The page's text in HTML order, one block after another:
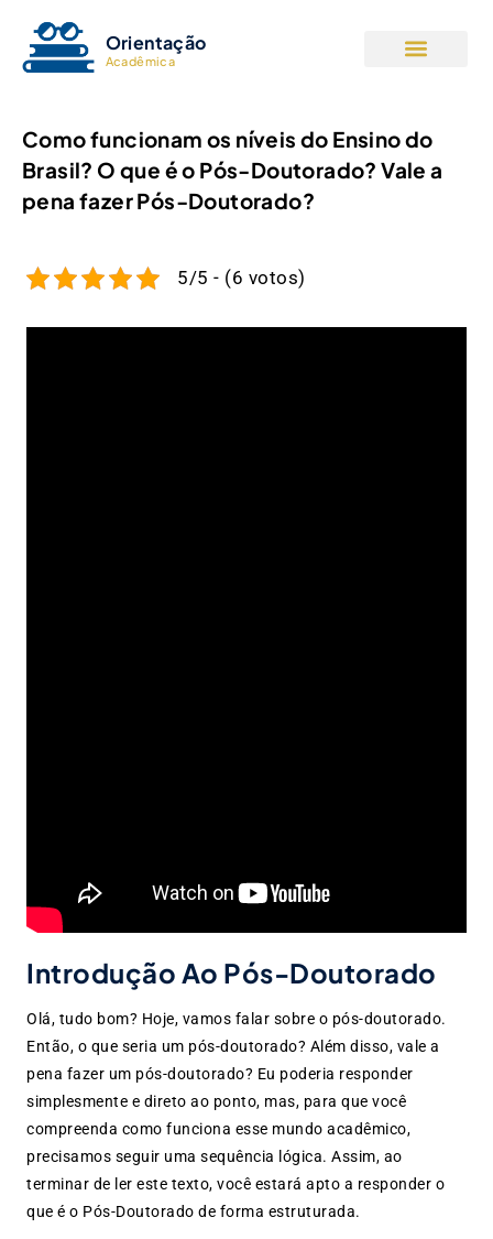
Orientação
Acadêmica
Como funcionam os níveis do Ensino do
Brasil? O que é o Pós-Doutorado? Vale a
pena fazer Pós-Doutorado?
5/5 - (6 votos)
Introdução Ao Pós-Doutorado
Olá, tudo bom? Hoje, vamos falar sobre o pós-doutorado.
Então, o que seria um pós-doutorado? Além disso, vale a
pena fazer um pós-doutorado? Eu poderia responder
simplesmente e direto ao ponto, mas, para que você
compreenda como funciona esse mundo acadêmico,
precisamos seguir uma sequência lógica. Assim, ao
terminar de ler este texto, você estará apto a responder o
que é o Pós-Doutorado de forma estruturada.